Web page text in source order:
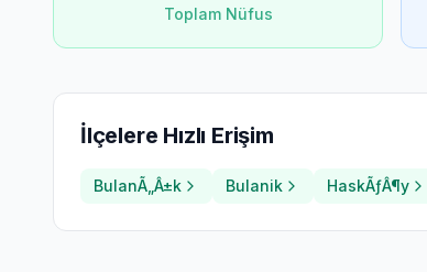
Toplam Nüfus
İlçelere Hızlı Erişim
BulanÃ„Â±k Bulanik HaskÃƒÂ¶y